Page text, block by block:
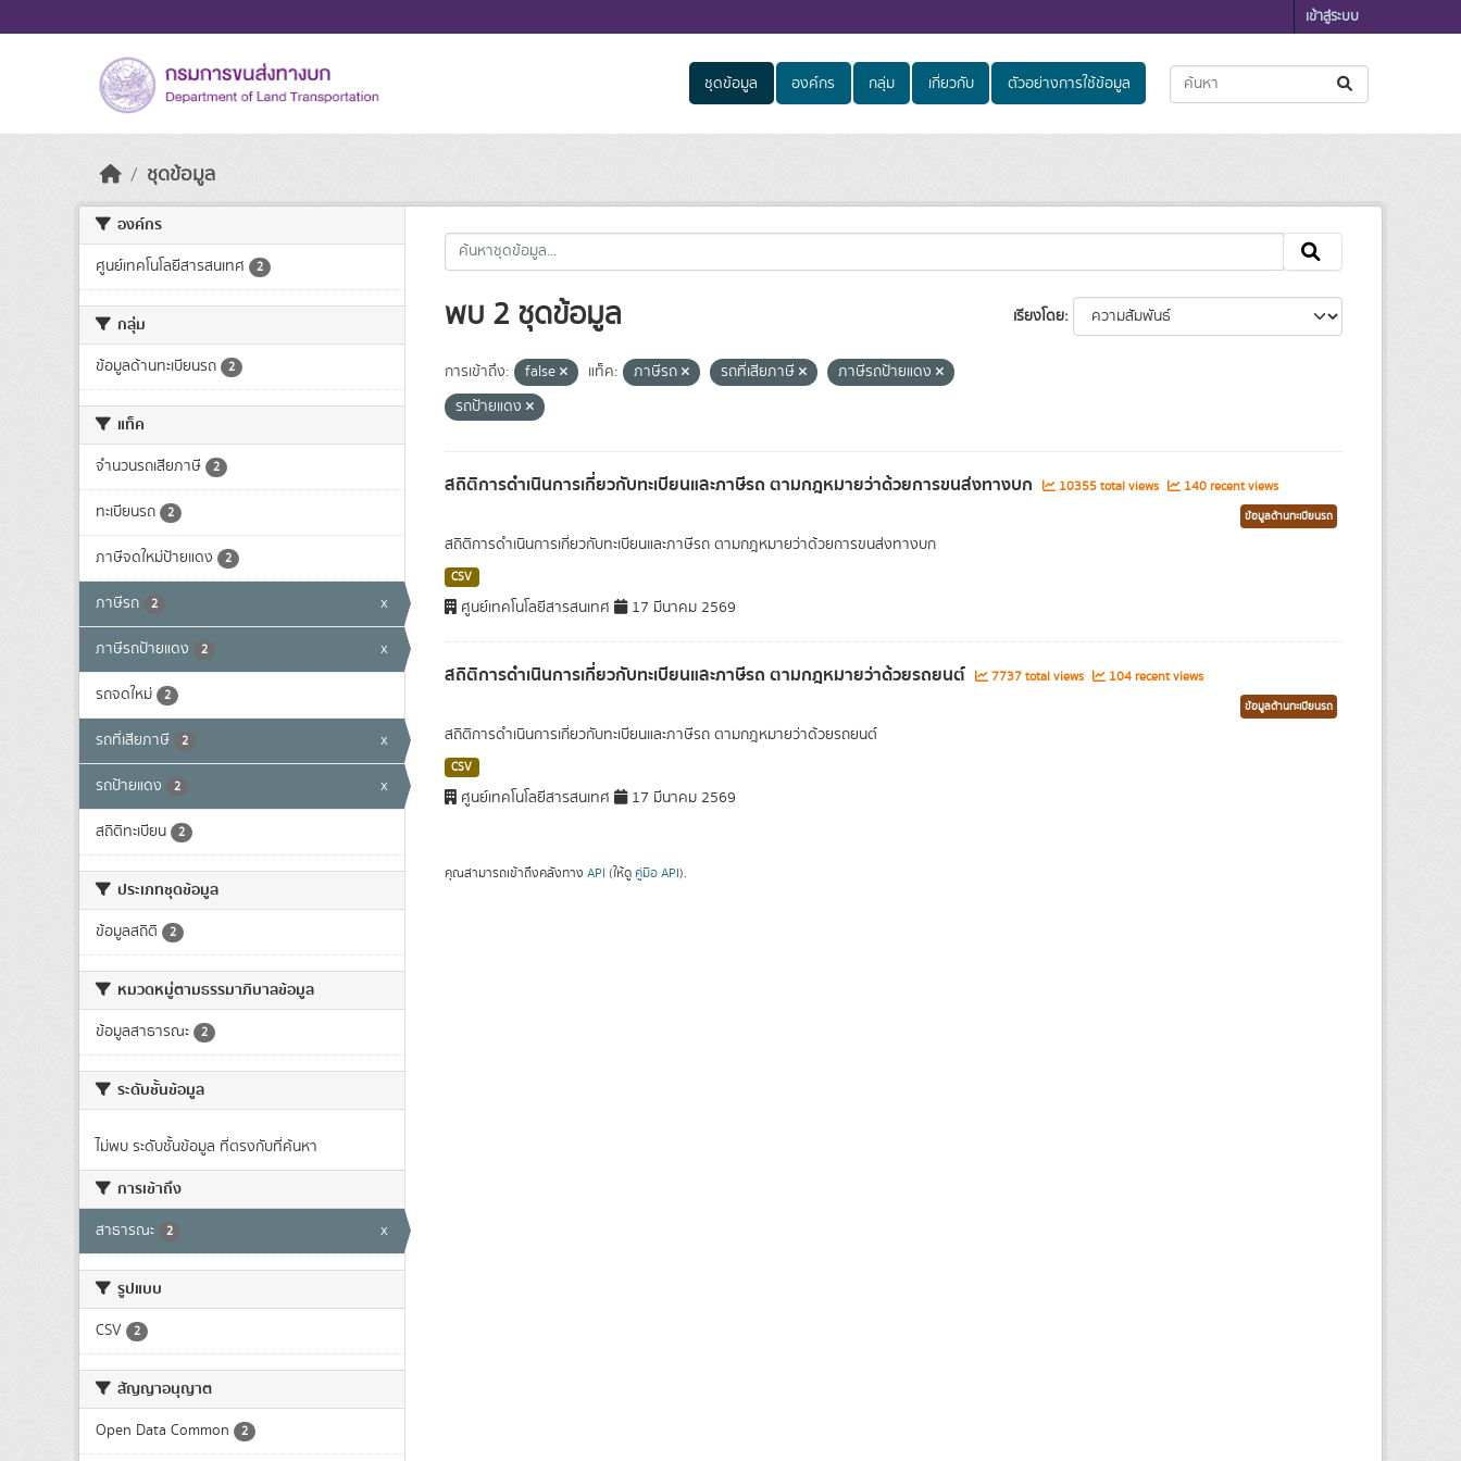
เข้าสู่ระบบ
ชุดข้อมูล องค์กร กลุ่ม เกี่ยวกับ ตัวอย่างการใช้ข้อมูล
ชุดข้อมูล
องค์กร
ศูนย์เทคโนโลยีสารสนเทศ 2
กลุ่ม
ข้อมูลด้านทะเบียนรถ 2
แท็ค
จำนวนรถเสียภาษี 2
ทะเบียนรถ 2
ภาษีจดใหม่ป้ายแดง 2
ภาษีรถ 2 x
ภาษีรถป้ายแดง 2 x
รถจดใหม่ 2
รถที่เสียภาษี 2 x
รถป้ายแดง 2 x
สถิติทะเบียน 2
ประเภทชุดข้อมูล
ข้อมูลสถิติ 2
หมวดหมู่ตามธรรมาภิบาลข้อมูล
ข้อมูลสาธารณะ 2
ระดับชั้นข้อมูล
ไม่พบ ระดับชั้นข้อมูล ที่ตรงกับที่ค้นหา
การเข้าถึง
สาธารณะ 2 x
รูปแบบ
CSV 2
สัญญาอนุญาต
Open Data Common 2
เรียงโดย
พบ 2 ชุดข้อมูล
การเข้าถึง: false แท็ค: ภาษีรถ รถที่เสียภาษี
ภาษีรถป้ายแดง
รถป้ายแดง
สถิติการดำเนินการเกี่ยวกับทะเบียนและภาษีรถ ตามกฎหมายว่าด้วยการขนส่งทางบก 10355 total views 140 recent views
ข้อมูลด้านทะเบียนรถ
สถิติการดำเนินการเกี่ยวกับทะเบียนและภาษีรถ ตามกฎหมายว่าด้วยการขนส่งทางบก
CSV
ศูนย์เทคโนโลยีสารสนเทศ 17 มีนาคม 2569
สถิติการดำเนินการเกี่ยวกับทะเบียนและภาษีรถ ตามกฎหมายว่าด้วยรถยนต์ 7737 total views 104 recent views
ข้อมูลด้านทะเบียนรถ
สถิติการดำเนินการเกี่ยวกับทะเบียนและภาษีรถ ตามกฎหมายว่าด้วยรถยนต์
CSV
ศูนย์เทคโนโลยีสารสนเทศ 17 มีนาคม 2569
คุณสามารถเข้าถึงคลังทาง API (ให้ดู คู่มือ API).